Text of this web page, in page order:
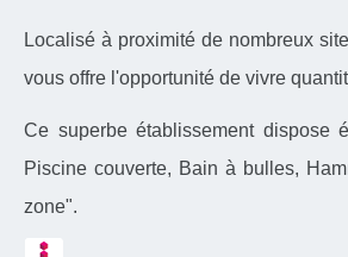
Localisé à proximité de nombreux
vous offre l'opportunité de vivre
Ce superbe établissement dispose
Piscine couverte, Bain à bulles,
zone".